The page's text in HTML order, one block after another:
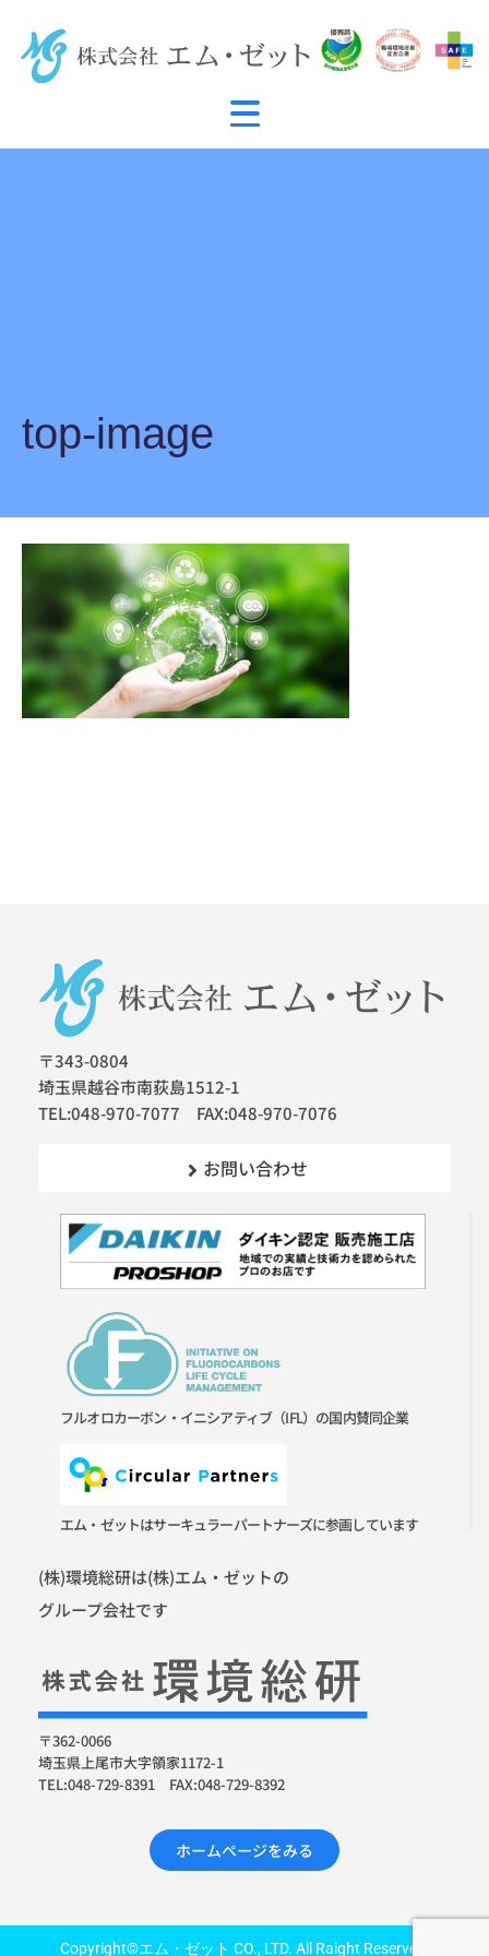
top-image
〒343-0804
埼玉県越谷市南荻島1512-1
TEL:048-970-7077 FAX:048-970-7076
お問い合わせ
フルオロカーボン・イニシアティブ（IFL）の国内賛同企業
エム・ゼットはサーキュラーパートナーズに参画しています
(株)環境総研は(株)エム・ゼットの
グループ会社です
〒362-0066
埼玉県上尾市大字領家1172-1
TEL:048-729-8391 FAX:048-729-8392
ホームページをみる
Copyright©エム・ゼット CO., LTD. All Raight Reserved.